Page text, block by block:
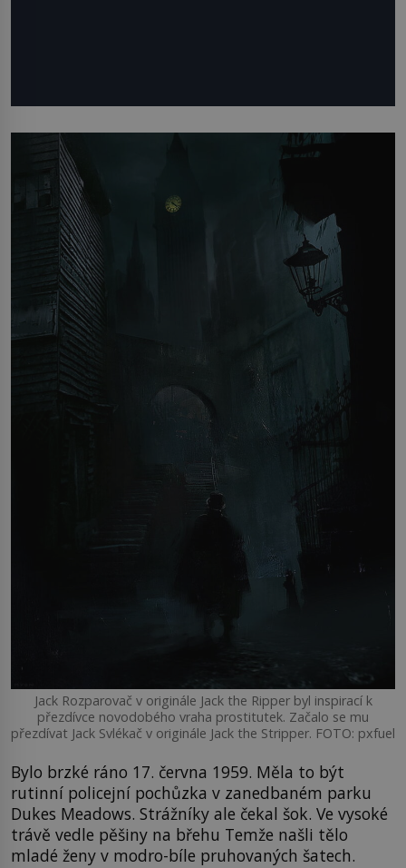
Jack Rozparovač v originále Jack the Ripper byl inspirací k
přezdívce novodobého vraha prostitutek. Začalo se mu
přezdívat Jack Svlékač v originále Jack the Stripper. FOTO: pxfuel
Bylo brzké ráno 17. června 1959. Měla to být
rutinní policejní pochůzka v zanedbaném parku
Dukes Meadows. Strážníky ale čekal šok. Ve vysoké
trávě vedle pěšiny na břehu Temže našli tělo
mladé ženy v modro-bíle pruhovaných šatech.